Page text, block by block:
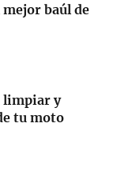
baúl de
limpiar y
tu moto